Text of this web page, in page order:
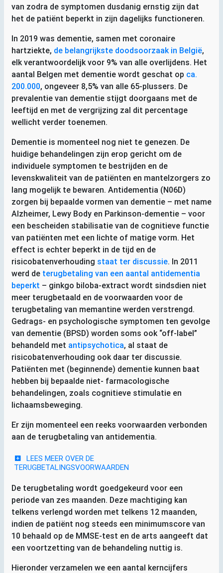
van zodra de symptomen dusdanig ernstig zijn dat
het de patiënt beperkt in zijn dagelijks functioneren.
In 2019 was dementie, samen met coronaire
hartziekte, de belangrijkste doodsoorzaak in België,
elk verantwoordelijk voor 9% van alle overlijdens. Het
aantal Belgen met dementie wordt geschat op ca.
200.000, ongeveer 8,5% van alle 65-plussers. De
prevalentie van dementie stijgt doorgaans met de
leeftijd en met de vergrijzing zal dit percentage
wellicht verder toenemen.
Dementie is momenteel nog niet te genezen. De
huidige behandelingen zijn erop gericht om de
individuele symptomen te bestrijden en de
levenskwaliteit van de patiënten en mantelzorgers zo
lang mogelijk te bewaren. Antidementia (N06D)
zorgen bij bepaalde vormen van dementie – met name
Alzheimer, Lewy Body en Parkinson-dementie – voor
een bescheiden stabilisatie van de cognitieve functie
van patiënten met een lichte of matige vorm. Het
effect is echter beperkt in de tijd en de
risicobatenverhouding staat ter discussie. In 2011
werd de terugbetaling van een aantal antidementia
beperkt – ginkgo biloba-extract wordt sindsdien niet
meer terugbetaald en de voorwaarden voor de
terugbetaling van memantine werden verstrengd.
Gedrags- en psychologische symptomen ten gevolge
van dementie (BPSD) worden soms ook “off-label”
behandeld met antipsychotica, al staat de
risicobatenverhouding ook daar ter discussie.
Patiënten met (beginnende) dementie kunnen baat
hebben bij bepaalde niet- farmacologische
behandelingen, zoals cognitieve stimulatie en
lichaamsbeweging.
Er zijn momenteel een reeks voorwaarden verbonden
aan de terugbetaling van antidementia.
LEES MEER OVER DE
TERUGBETALINGSVOORWAARDEN
De terugbetaling wordt goedgekeurd voor een
periode van zes maanden. Deze machtiging kan
telkens verlengd worden met telkens 12 maanden,
indien de patiënt nog steeds een minimumscore van
10 behaald op de MMSE-test en de arts aangeeft dat
een voortzetting van de behandeling nuttig is.
Hieronder verzamelen we een aantal kerncijfers